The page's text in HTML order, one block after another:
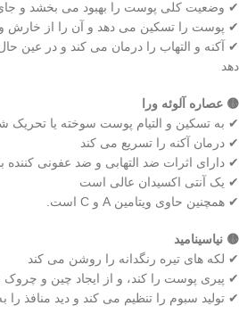
✔ وضعیت کلی پوست را بهبود می بخشد و
✔ پوست را تسکین می دهد و آن را از
✔ آکنه و التهاب را درمان می کند و در
دهد
🟡 عصاره آلوئه ورا
✔ به تسکین و التیام پوست سوخته یا
✔ درمان آکنه را تسریع می کند
✔ دارای اثرات ضد التهابی و ضد عفونی کننده
✔ یک آنتی اکسیدان عالی است
✔ همچنین حاوی ویتامین A و C است.
🟡 نیاسینامید
✔ لکه های تیره رنگدانه را روشن می کند
✔ پیری پوست را کند، و از ایجاد چین و
✔ تولید سبوم را تنظیم می کند و دید منافذ